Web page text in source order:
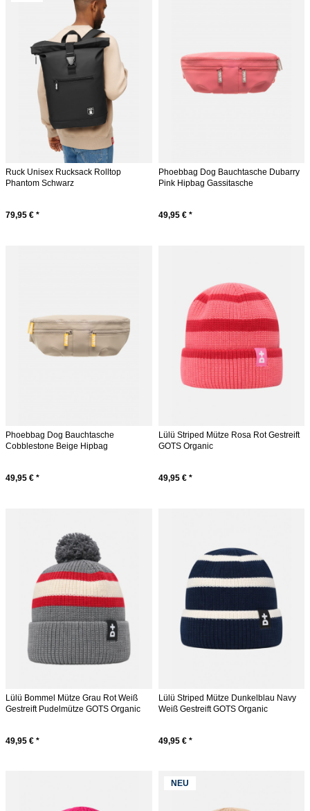
Ruck Unisex Rucksack Rolltop
Phantom Schwarz
79,95 € *
Phoebbag Dog Bauchtasche Dubarry
Pink Hipbag Gassitasche
49,95 € *
Phoebbag Dog Bauchtasche
Cobblestone Beige Hipbag
49,95 € *
Lülü Striped Mütze Rosa Rot Gestreift
GOTS Organic
49,95 € *
Lülü Bommel Mütze Grau Rot Weiß
Gestreift Pudelmütze GOTS Organic
49,95 € *
Lülü Striped Mütze Dunkelblau Navy
Weiß Gestreift GOTS Organic
49,95 € *
NEU